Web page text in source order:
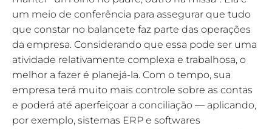
um meio de conferência para assegurar que tudo
que constar no balancete faz parte das operações
da empresa. Considerando que essa pode ser uma
atividade relativamente complexa e trabalhosa, o
melhor a fazer é planejá-la. Com o tempo, sua
empresa terá muito mais controle sobre as contas
e poderá até aperfeiçoar a conciliação — aplicando,
por exemplo, sistemas ERP e softwares